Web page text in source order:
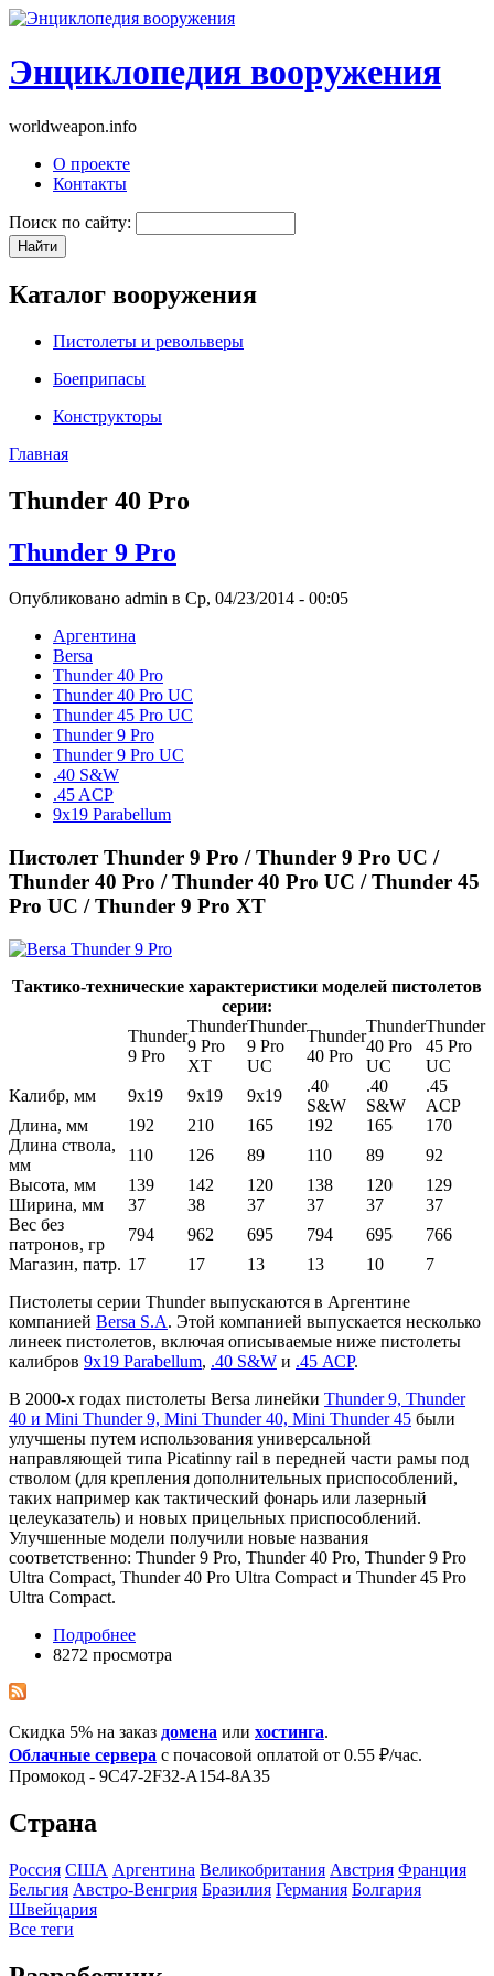
Энциклопедия вооружения
worldweapon.info
О проекте
Контакты
Поиск по сайту:
Каталог вооружения
Пистолеты и револьверы
Боеприпасы
Конструкторы
Главная
Thunder 40 Pro
Thunder 9 Pro
Опубликовано admin в Ср, 04/23/2014 - 00:05
Аргентина
Bersa
Thunder 40 Pro
Thunder 40 Pro UC
Thunder 45 Pro UC
Thunder 9 Pro
Thunder 9 Pro UC
.40 S&W
.45 ACP
9x19 Parabellum
Пистолет Thunder 9 Pro / Thunder 9 Pro UC /
Thunder 40 Pro / Thunder 40 Pro UC / Thunder 45
Pro UC / Thunder 9 Pro XT
Тактико-технические характеристики моделей пистолетов
серии:
Thunder
9 Pro
Thunder
9 Pro
XT
Thunder
9 Pro
UC
Thunder
40 Pro
Thunder
40 Pro
UC
Thunder
45 Pro
UC
Калибр, мм
9х19 9x19 9х19
.40
S&W
.40
S&W
.45
ACP
Длина, мм
192 210 165 192 165
170
Длина ствола,
мм
110 126 89 110 89
92
Высота, мм
139 142 120 138 120
129
Ширина, мм
37 38 37 37 37
37
Вес без
патронов, гр
794 962 695 794 695
766
Магазин, патр. 17 17 13 13 10
7
Пистолеты серии Thunder выпускаются в Аргентине
компанией Bersa S.A. Этой компанией выпускается несколько
линеек пистолетов, включая описываемые ниже пистолеты
калибров 9х19 Parabellum, .40 S&W и .45 АСР.
В 2000-х годах пистолеты Bersa линейки Thunder 9, Thunder
40 и Mini Thunder 9, Mini Thunder 40, Mini Thunder 45 были
улучшены путем использования универсальной
направляющей типа Picatinny rail в передней части рамы под
стволом (для крепления дополнительных приспособлений,
таких например как тактический фонарь или лазерный
целеуказатель) и новых прицельных приспособлений.
Улучшенные модели получили новые названия
соответственно: Thunder 9 Pro, Thunder 40 Pro, Thunder 9 Pro
Ultra Compact, Thunder 40 Pro Ultra Compact и Thunder 45 Pro
Ultra Compact.
Подробнее
8272 просмотра
Скидка 5% на заказ домена или хостинга.
Облачные сервера с почасовой оплатой от 0.55 ₽/час.
Промокод - 9C47-2F32-A154-8A35
Страна
Росcия США Аргентина Великобритания Австрия Франция
Бельгия Австро-Венгрия Бразилия Германия Болгария
Швейцария
Все теги